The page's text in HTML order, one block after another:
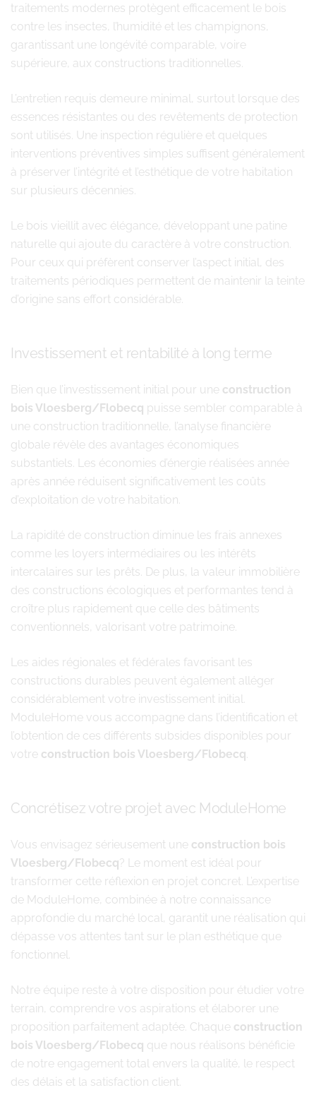
traitements modernes protègent efficacement le bois
contre les insectes, l’humidité et les champignons,
garantissant une longévité comparable, voire
supérieure, aux constructions traditionnelles.
L’entretien requis demeure minimal, surtout lorsque des
essences résistantes ou des revêtements de protection
sont utilisés. Une inspection régulière et quelques
interventions préventives simples suffisent généralement
à préserver l’intégrité et l’esthétique de votre habitation
sur plusieurs décennies.
Le bois vieillit avec élégance, développant une patine
naturelle qui ajoute du caractère à votre construction.
Pour ceux qui préfèrent conserver l’aspect initial, des
traitements périodiques permettent de maintenir la teinte
d’origine sans effort considérable.
Investissement et rentabilité à long terme
Bien que l’investissement initial pour une construction
bois Vloesberg/Flobecq puisse sembler comparable à
une construction traditionnelle, l’analyse financière
globale révèle des avantages économiques
substantiels. Les économies d’énergie réalisées année
après année réduisent significativement les coûts
d’exploitation de votre habitation.
La rapidité de construction diminue les frais annexes
comme les loyers intermédiaires ou les intérêts
intercalaires sur les prêts. De plus, la valeur immobilière
des constructions écologiques et performantes tend à
croître plus rapidement que celle des bâtiments
conventionnels, valorisant votre patrimoine.
Les aides régionales et fédérales favorisant les
constructions durables peuvent également alléger
considérablement votre investissement initial.
ModuleHome vous accompagne dans l’identification et
l’obtention de ces différents subsides disponibles pour
votre construction bois Vloesberg/Flobecq.
Concrétisez votre projet avec ModuleHome
Vous envisagez sérieusement une construction bois
Vloesberg/Flobecq? Le moment est idéal pour
transformer cette réflexion en projet concret. L’expertise
de ModuleHome, combinée à notre connaissance
approfondie du marché local, garantit une réalisation qui
dépasse vos attentes tant sur le plan esthétique que
fonctionnel.
Notre équipe reste à votre disposition pour étudier votre
terrain, comprendre vos aspirations et élaborer une
proposition parfaitement adaptée. Chaque construction
bois Vloesberg/Flobecq que nous réalisons bénéficie
de notre engagement total envers la qualité, le respect
des délais et la satisfaction client.